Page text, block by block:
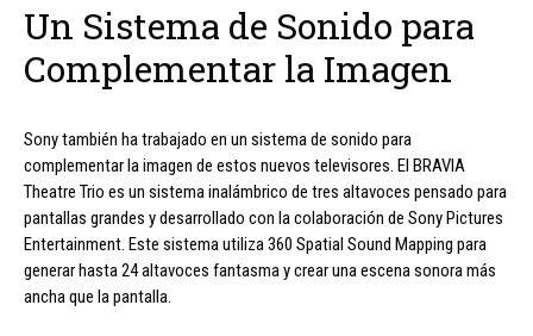
Un Sistema de Sonido para
Complementar la Imagen
Sony también ha trabajado en un sistema de sonido para
complementar la imagen de estos nuevos televisores. El BRAVIA
Theatre Trio es un sistema inalámbrico de tres altavoces pensado para
pantallas grandes y desarrollado con la colaboración de Sony Pictures
Entertainment. Este sistema utiliza 360 Spatial Sound Mapping para
generar hasta 24 altavoces fantasma y crear una escena sonora más
ancha que la pantalla.